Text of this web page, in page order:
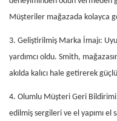
Müşteriler mağazada kolayca
3. Geliştirilmiş Marka İmajı:
yardımcı oldu. Smith,
akılda kalıcı hale getirerek
4. Olumlu Müşteri Geri
edilmiş sergileri ve el yapımı el